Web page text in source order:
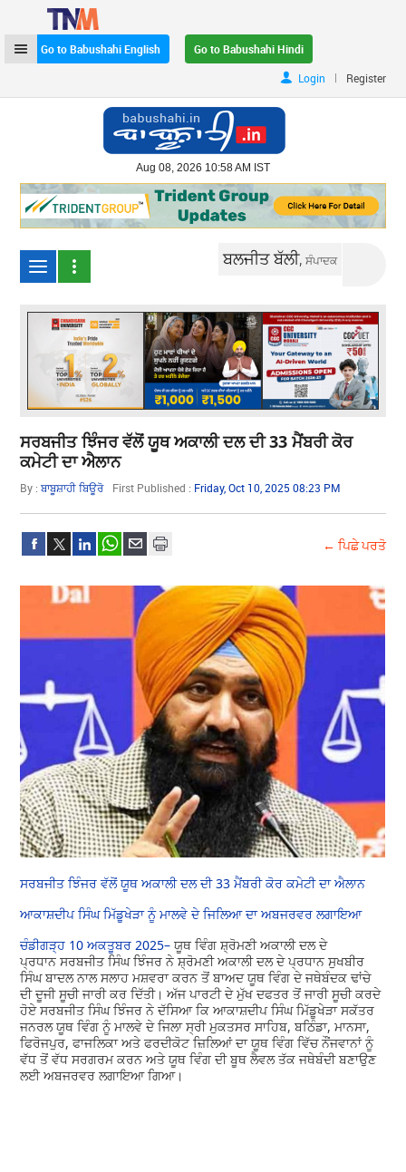
Go to Babushahi English
Go to Babushahi Hindi
Login
| Register
Aug 08, 2026 10:58 AM IST
ਬਲਜੀਤ ਬੱਲੀ,ਸੰਪਾਦਕ
ਸਰਬਜੀਤ ਝਿੰਜਰ ਵੱਲੋਂ ਯੂਥ ਅਕਾਲੀ ਦਲ ਦੀ 33 ਮੈਂਬਰੀ ਕੋਰ
ਕਮੇਟੀ ਦਾ ਐਲਾਨ
By :ਬਾਬੂਸ਼ਾਹੀ ਬਿਊਰੋ First Published : Friday, Oct 10, 2025 08:23 PM
← ਪਿਛੇ ਪਰਤੋ
ਸਰਬਜੀਤ ਝਿੰਜਰ ਵੱਲੋਂ ਯੂਥ ਅਕਾਲੀ ਦਲ ਦੀ 33 ਮੈਂਬਰੀ ਕੋਰ ਕਮੇਟੀ ਦਾ ਐਲਾਨ
ਆਕਾਸ਼ਦੀਪ ਸਿੰਘ ਮਿੱਡੂਖੇੜਾ ਨੂੰ ਮਾਲਵੇ ਦੇ ਜਿਲਿਆ ਦਾ ਅਬਜਰਵਰ ਲਗਾਇਆ
ਚੰਡੀਗੜ੍ਹ 10 ਅਕਤੂਬਰ 2025–ਯੂਥ ਵਿੰਗ ਸ਼੍ਰੋਮਣੀ ਅਕਾਲੀ ਦਲ ਦੇ
ਪ੍ਰਧਾਨ ਸਰਬਜੀਤ ਸਿੰਘ ਝਿੰਜਰ ਨੇ ਸ਼੍ਰੋਮਣੀ ਅਕਾਲੀ ਦਲ ਦੇ ਪ੍ਰਧਾਨ ਸੁਖਬੀਰ
ਸਿੰਘ ਬਾਦਲ ਨਾਲ ਸਲਾਹ ਮਸ਼ਵਰਾ ਕਰਨ ਤੋਂ ਬਾਅਦ ਯੂਥ ਵਿੰਗ ਦੇ ਜਥੇਬੰਦਕ ਢਾਂਚੇ
ਦੀ ਦੂਜੀ ਸੂਚੀ ਜਾਰੀ ਕਰ ਦਿੱਤੀ। ਅੱਜ ਪਾਰਟੀ ਦੇ ਮੁੱਖ ਦਫਤਰ ਤੋਂ ਜਾਰੀ ਸੂਚੀ ਕਰਦੇ
ਹੋਏ ਸਰਬਜੀਤ ਸਿੰਘ ਝਿੰਜਰ ਨੇ ਦੱਸਿਆ ਕਿ ਆਕਾਸ਼ਦੀਪ ਸਿੰਘ ਮਿੱਡੂਖੇੜਾ ਸਕੱਤਰ
ਜਨਰਲ ਯੂਥ ਵਿੰਗ ਨੂੰ ਮਾਲਵੇ ਦੇ ਜਿਲਾ ਸ੍ਰੀ ਮੁਕਤਸਰ ਸਾਹਿਬ, ਬਠਿੰਡਾ, ਮਾਨਸਾ,
ਫਿਰੋਜਪੁਰ, ਫਾਜਲਿਕਾ ਅਤੇ ਫਰਦੀਕੋਟ ਜ਼ਿਲਿਆਂ ਦਾ ਯੂਥ ਵਿੰਗ ਵਿੱਚ ਨੌਂਜਵਾਨਾਂ ਨੂੰ
ਵੱਧ ਤੋਂ ਵੱਧ ਸਰਗਰਮ ਕਰਨ ਅਤੇ ਯੂਥ ਵਿੰਗ ਦੀ ਬੂਥ ਲੈਵਲ ਤੱਕ ਜਥੇਬੰਦੀ ਬਣਾਉਣ
ਲਈ ਅਬਜਰਵਰ ਲਗਾਇਆ ਗਿਆ।